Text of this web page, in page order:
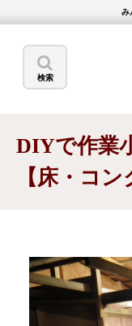
み
検索
DIYで作業
【床・コン